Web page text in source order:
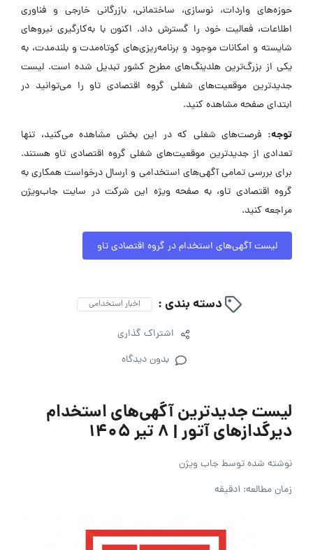
حوزه‌های واردات، نوسازی، ساختمانی، بازرگانی خارجی و فناوری
اطلاعات، فعالیت خود را گسترش داد. اکنون با به‌کارگیری نیروهای
شایسته و امکانات موجود و برنامه‌ریزی‌های کوتاه‌مدت و بلندمدت، به
یکی از بزرگ‌ترین هلدینگ‌های مطرح کشور تبدیل شده است. لیست
جدیدترین موقعیت‌های شغلی گروه اقتصادی تاو را می‌توانید در
ابتدای صفحه مشاهده کنید.
توجه: فرصت‌های شغلی که در این بخش مشاهده می‌کنید، تنها
تعدادی از جدیدترین موقعیت‌های شغلی گروه اقتصادی تاو هستند.
برای بررسی تمامی آگهی‌های استخدامی و ارسال درخواست همکاری به
گروه اقتصادی تاو، به صفحه ویژه این شرکت در سایت جاب‌ویژن
مراجعه کنید.
لیست آگهی‌های استخدام در گروه اقتصادی تاو
دسته بندی : اخبار استخدامی
اشتراک گذاری
بدون دیدگاه
لیست جدیدترین آگهی‌های استخدام
دیرگدازهای آتور | ۸ تیر ۱۴۰۵
نوشته شده توسطجاب ویژن
زمان مطالعه: 1دقیقه